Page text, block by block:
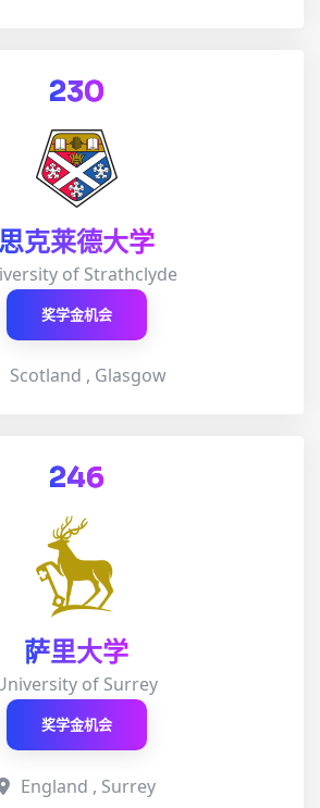
230
思克莱德大学
of Strathclyde
奖学金机会
Scotland , Glasgow
246
萨里大学
of Surrey
奖学金机会
England , Surrey